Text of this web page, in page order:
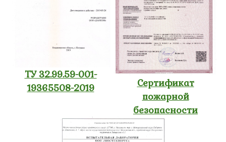
ТУ 32.99.59-001-
19365508-2019
Сертификат
пожарной
безопасности